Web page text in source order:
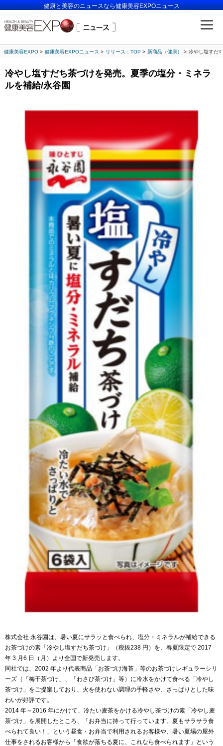
健康と美容のニュースなら健康美容EXPOニュース
健康美容EXPO 健康美容EXPOニュース リリース：TOP 新商品（健康） 冷やし塩すだ
冷やし塩すだち茶づけを発売。夏季の塩分・ミネラ
ルを補給/永谷園
株式会社 永谷園は、暑い夏にサラッと食べられ、塩分・ミネラルが補給できる
お茶づけの素「冷やし塩すだち茶づけ」（税抜238 円）を、春夏限定で 2017
年 3 月6 日（月）より全国で新発売します。
同社では、2002 年より代表商品「お茶づけ海苔」等のお茶づけレギュラーシリ
ーズ（「梅干茶づけ」、「わさび茶づけ」等）に冷水をかけて食べる「冷やし
茶づけ」をご提案しており、火を使わない調理の手軽さや、さっぱりとした味
わいが好評です。
2014 年～2016 年にかけて、冷たい麦茶をかける冷やし茶づけの素「冷やし麦
茶づけ」を展開したところ、「お弁当に持って行っています。夏もサラサラ食
べられて良い！」という昼食・お弁当で利用されるお客様や、暑い夏場の屋外
仕事をされるお客様から「食欲が落ちる夏に、これなら食べられます」という